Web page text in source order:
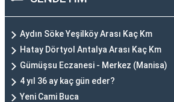
Aydın Söke Yeşilköy Arası Kaç Km
Hatay Dörtyol Antalya Arası Kaç Km
Gümüşsu Eczanesi - Merkez (Manisa)
4 yıl 36 ay kaç gün eder?
Yeni Cami Buca